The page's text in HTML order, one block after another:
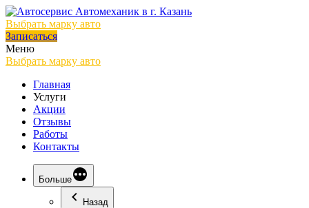
Выбрать марку авто
Записаться
Меню
Выбрать марку авто
Главная
Услуги
Акции
Отзывы
Работы
Контакты
Больше
Назад